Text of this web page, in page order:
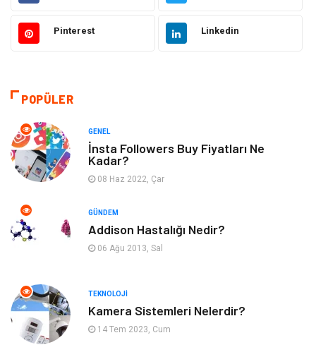
Gıda Estetik ve Güzellik
Otomotiv
Giyim
Cilt ve Deri Hastalıkları
Organizasyon Hastalıklar
Kadın Hastalıkları Alternatif Tıp
Güzellik
Pinterest Linkedin
POPÜLER
GENEL
İnsta Followers Buy Fiyatları Ne
Kadar?
08 Haz 2022, Çar
GÜNDEM
Addison Hastalığı Nedir?
06 Ağu 2013, Sal
TEKNOLOJI
Kamera Sistemleri Nelerdir?
14 Tem 2023, Cum